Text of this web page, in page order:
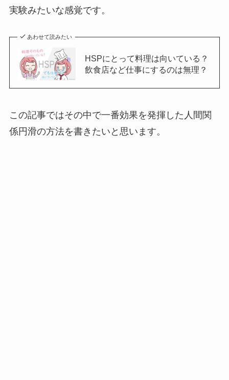
実験みたいな感覚です。
あわせて読みたい
HSPにとって料理は向いている？
飲食店など仕事にするのは無理？
この記事ではその中で一番効果を発揮した人間関
係円滑の方法を書きたいと思います。